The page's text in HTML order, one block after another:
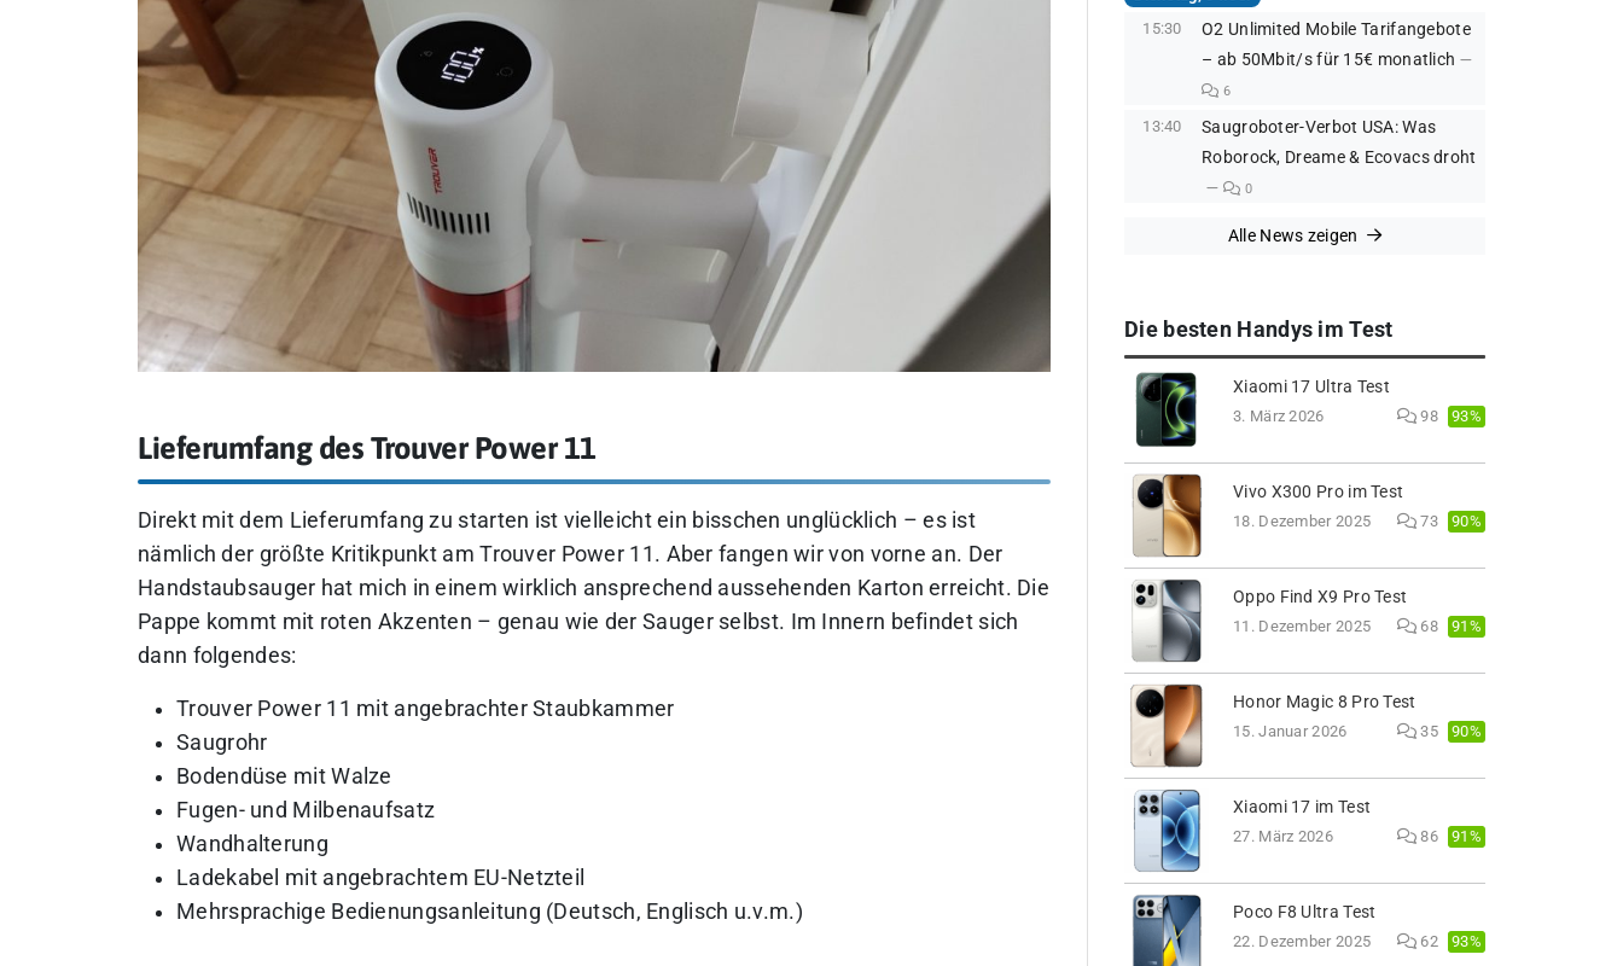
Lieferumfang des Trouver Power 11
Direkt mit dem Lieferumfang zu starten ist vielleicht ein bisschen unglücklich – es ist
nämlich der größte Kritikpunkt am Trouver Power 11. Aber fangen wir von vorne an. Der
Handstaubsauger hat mich in einem wirklich ansprechend aussehenden Karton erreicht. Die
Pappe kommt mit roten Akzenten – genau wie der Sauger selbst. Im Innern befindet sich
dann folgendes:
Trouver Power 11 mit angebrachter Staubkammer
Saugrohr
Bodendüse mit Walze
Fugen- und Milbenaufsatz
Wandhalterung
Ladekabel mit angebrachtem EU-Netzteil
Mehrsprachige Bedienungsanleitung (Deutsch, Englisch u.v.m.)
15:30
O2 Unlimited Mobile Tarifangebote
– ab 50Mbit/s für 15€ monatlich
6
13:40
Saugroboter-Verbot USA: Was
Roborock, Dreame & Ecovacs droht
0
Alle News zeigen
Die besten Handys im Test
Xiaomi 17 Ultra Test
3. März 2026 98 93%
Vivo X300 Pro im Test
18. Dezember 2025 73 90%
Oppo Find X9 Pro Test
11. Dezember 2025 68 91%
Honor Magic 8 Pro Test
15. Januar 2026 35 90%
Xiaomi 17 im Test
27. März 2026 86 91%
Poco F8 Ultra Test
22. Dezember 2025 62 93%